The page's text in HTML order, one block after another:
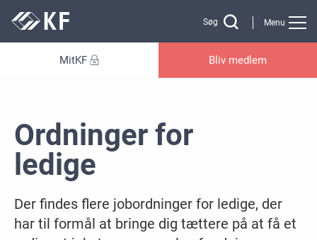
Menu
Søg
MitKF Bliv medlem
Ordninger for
ledige
Der findes flere jobordninger for ledige, der
har til formål at bringe dig tættere på at få et